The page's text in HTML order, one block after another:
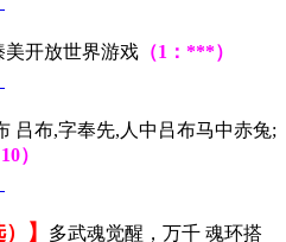
美开放世界游戏 （1：***）
吕布,字奉先,人中吕布马中赤兔;
）
】 多武魂觉醒，万千 魂环搭